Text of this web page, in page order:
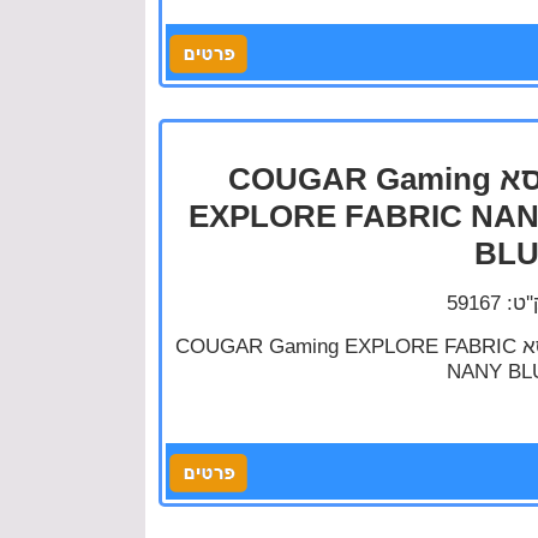
כסא COUGAR Gaming
EXPLORE FABRIC
כסא COUGAR Gaming EXPLORE FABRIC
NANY